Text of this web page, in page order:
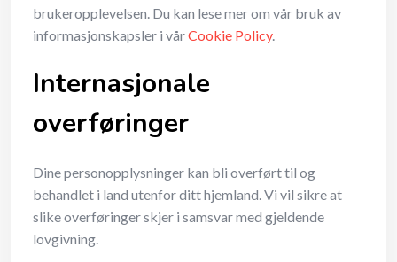
brukeropplevelsen. Du kan lese mer om vår bruk av
informasjonskapsler i vårCookie Policy.
Internasjonale
overføringer
Dine personopplysninger kan bli overført til og
behandlet i land utenfor ditt hjemland. Vi vil sikre at
slike overføringer skjer i samsvar med gjeldende
lovgivning.